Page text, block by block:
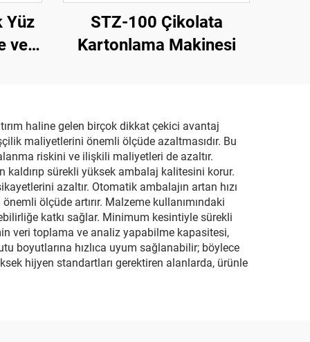
Yüz
ve
STZ-100 Çikolata
Kartonlama Makinesi
haline gelen birçok dikkat çekici avantaj
maliyetlerini önemli ölçüde azaltmasıdır. Bu
riskini ve ilişkili maliyetleri de azaltır.
sürekli yüksek ambalaj kalitesini korur.
azaltır. Otomatik ambalajın artan hızı
ölçüde artırır. Malzeme kullanımındaki
katkı sağlar. Minimum kesintiyle sürekli
veri toplama ve analiz yapabilme kapasitesi,
boyutlarına hızlıca uyum sağlanabilir; böylece
hijyen standartları gerektiren alanlarda, ürünle